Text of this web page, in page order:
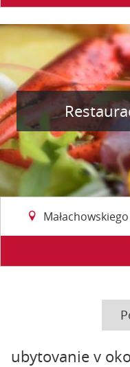
ubytovanie v